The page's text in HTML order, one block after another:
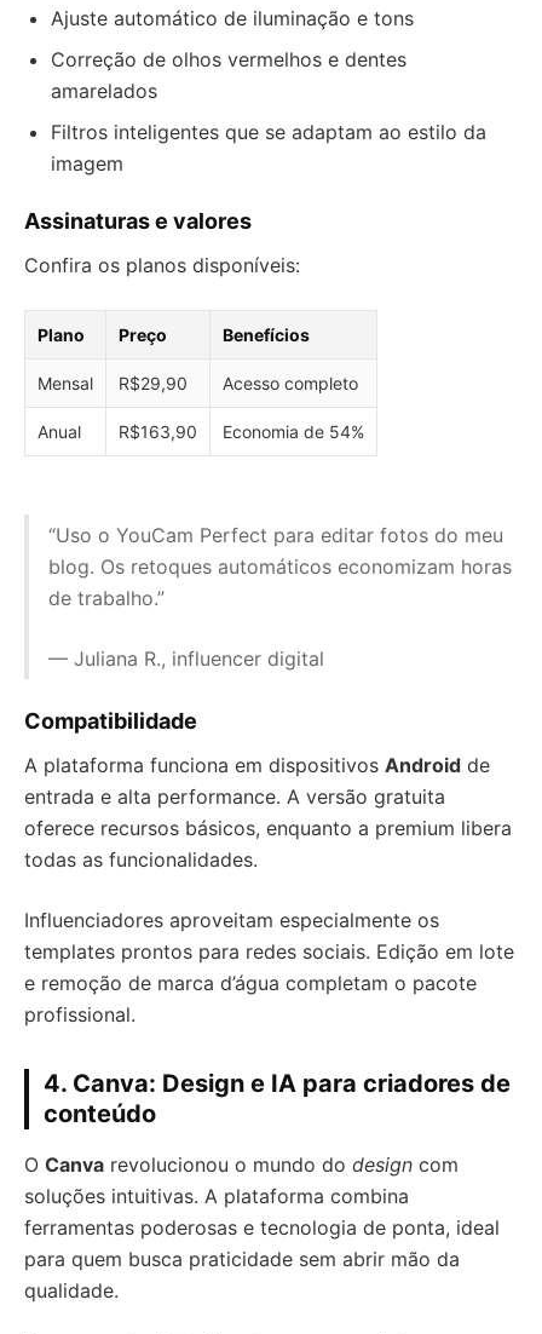
Ajuste automático de iluminação e tons
Correção de olhos vermelhos e dentes
amarelados
Filtros inteligentes que se adaptam ao estilo da
imagem
Assinaturas e valores
Confira os planos disponíveis:
Plano Preço Benefícios
Mensal R$29,90 Acesso completo
Anual R$163,90 Economia de 54%
“Uso o YouCam Perfect para editar fotos do meu
blog. Os retoques automáticos economizam horas
de trabalho.”
— Juliana R., influencer digital
Compatibilidade
A plataforma funciona em dispositivos Android de
entrada e alta performance. A versão gratuita
oferece recursos básicos, enquanto a premium libera
todas as funcionalidades.
Influenciadores aproveitam especialmente os
templates prontos para redes sociais. Edição em lote
e remoção de marca d’água completam o pacote
profissional.
4. Canva: Design e IA para criadores de
conteúdo
O Canva revolucionou o mundo do design com
soluções intuitivas. A plataforma combina
ferramentas poderosas e tecnologia de ponta, ideal
para quem busca praticidade sem abrir mão da
qualidade.